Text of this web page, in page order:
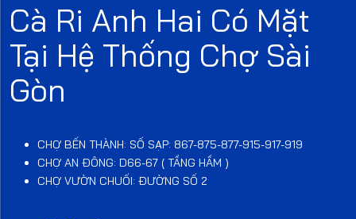
Cà Ri Anh Hai Có Mặt
Tại Hệ Thống Chợ Sài
Gòn
CHỢ BẾN THÀNH: SỐ SẠP: 867-875-877-915-917-919
CHỢ AN ĐÔNG: D66-67 ( TẦNG HẦM )
CHỢ VƯỜN CHUỐI: ĐƯỜNG SỐ 2